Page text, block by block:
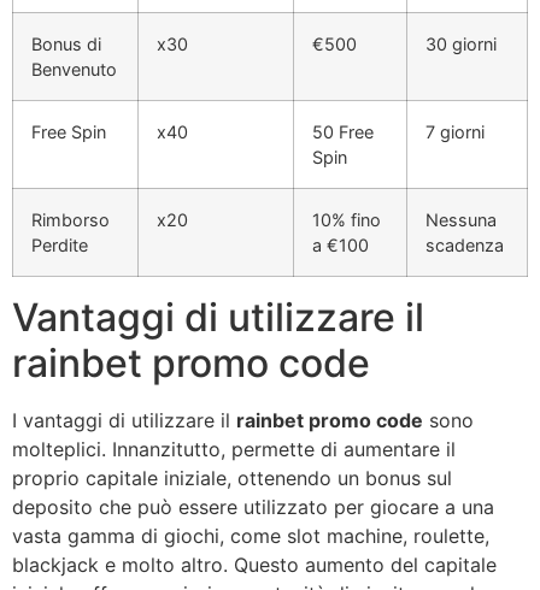
Bonus di
Benvenuto
x30 €500 30 giorni
Free Spin x40
50 Free
Spin
7 giorni
Rimborso
Perdite
x20
10% fino
a €100
Nessuna
scadenza
Vantaggi di utilizzare il
rainbet promo code
I vantaggi di utilizzare il rainbet promo code sono
molteplici. Innanzitutto, permette di aumentare il
proprio capitale iniziale, ottenendo un bonus sul
deposito che può essere utilizzato per giocare a una
vasta gamma di giochi, come slot machine, roulette,
blackjack e molto altro. Questo aumento del capitale